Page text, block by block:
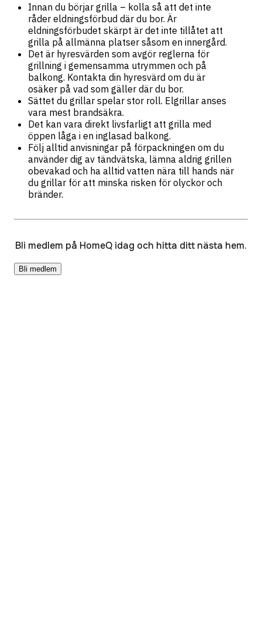
Innan du börjar grilla – kolla så att det inte
råder eldningsförbud där du bor. Är
eldningsförbudet skärpt är det inte tillåtet att
grilla på allmänna platser såsom en innergård.
Det är hyresvärden som avgör reglerna för
grillning i gemensamma utrymmen och på
balkong. Kontakta din hyresvärd om du är
osäker på vad som gäller där du bor.
Sättet du grillar spelar stor roll. Elgrillar anses
vara mest brandsäkra.
Det kan vara direkt livsfarligt att grilla med
öppen låga i en inglasad balkong.
Följ alltid anvisningar på förpackningen om du
använder dig av tändvätska, lämna aldrig grillen
obevakad och ha alltid vatten nära till hands när
du grillar för att minska risken för olyckor och
bränder.
Bli medlem på HomeQ idag och hitta ditt nästa hem.
Bli medlem